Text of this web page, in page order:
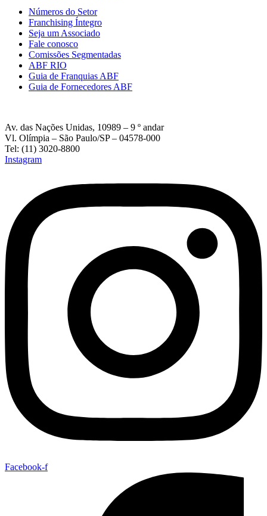
Números do Setor
Franchising Íntegro
Seja um Associado
Fale conosco
Comissões Segmentadas
ABF RIO
Guia de Franquias ABF
Guia de Fornecedores ABF
Av. das Nações Unidas, 10989 – 9 º andar
Vl. Olímpia – São Paulo/SP – 04578-000
Tel: (11) 3020-8800
Instagram
Facebook-f